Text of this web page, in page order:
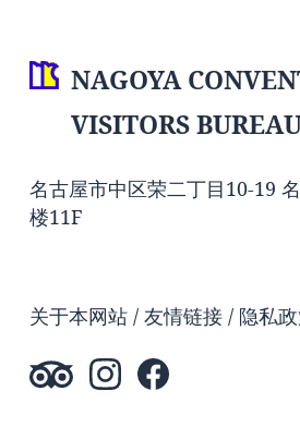
NAGOYA
VISITORS
名古屋市中区荣二丁目10-19
楼11F
关于本网站 友情链接 隐私